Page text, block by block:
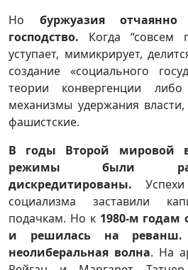
Но буржуазия
господство. Когда “совсем
уступает, мимикрирует,
создание «социального
теории конвергенции либо
механизмы удержания
фашистские.
В годы Второй мировой
режимы были
дискредитированы.
социализма заставили
подачкам. Но к 1980-м годам
и решилась на реванш.
неолиберальная волна. На